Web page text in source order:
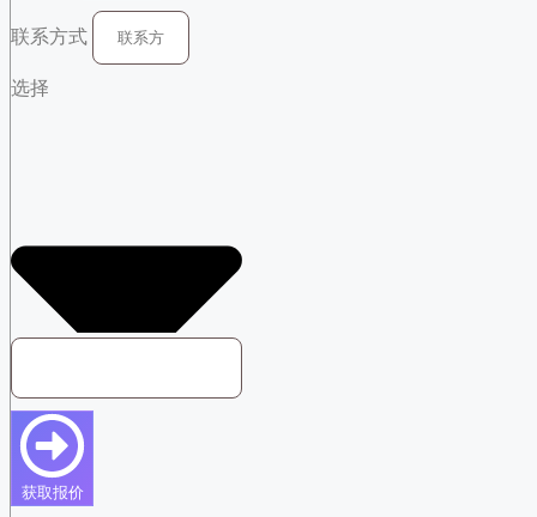
联系方式
选择
获取报价